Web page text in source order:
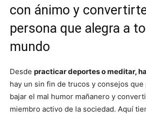
con ánimo y
persona que alegra a
mundo
Desde practicar deportes o meditar,
hay un sin fin de trucos y consejos que
bajar el mal humor mañanero y
miembro activo de la sociedad. Aquí